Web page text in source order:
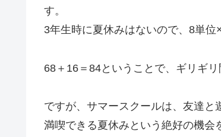
す。
3年生時に夏休みはないので、8単位
68＋16＝84ということで、ギリギリ
ですが、サマースクールは、友達
満喫できる夏休みという絶好の機会